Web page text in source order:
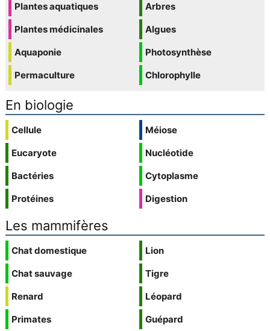
Plantes aquatiques
Plantes médicinales
Aquaponie
Permaculture
Arbres
Algues
Photosynthèse
Chlorophylle
En biologie
Cellule
Eucaryote
Bactéries
Protéines
Méiose
Nucléotide
Cytoplasme
Digestion
Les mammifères
Chat domestique
Chat sauvage
Renard
Primates
Lion
Tigre
Léopard
Guépard